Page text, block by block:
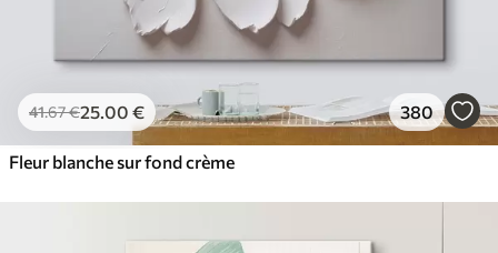
41.67€25.00 € 380
Fleur blanche sur fond crème